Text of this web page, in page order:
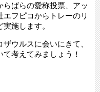
ばらの愛称投票、アッ
フピコからトレーのリ
施します。
ウルスに会いにきて、
考えてみましょう！